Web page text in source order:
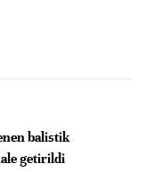
balistik
getirildi